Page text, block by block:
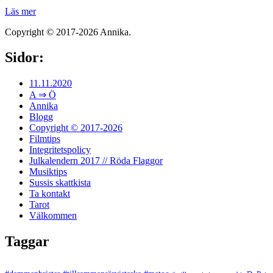
Läs mer
Copyright © 2017-2026 Annika.
Sidor:
11.11.2020
A ⇒ Ö
Annika
Blogg
Copyright © 2017-2026
Filmtips
Integritetspolicy
Julkalendern 2017 // Röda Flaggor
Musiktips
Sussis skattkista
Ta kontakt
Tarot
Välkommen
Taggar